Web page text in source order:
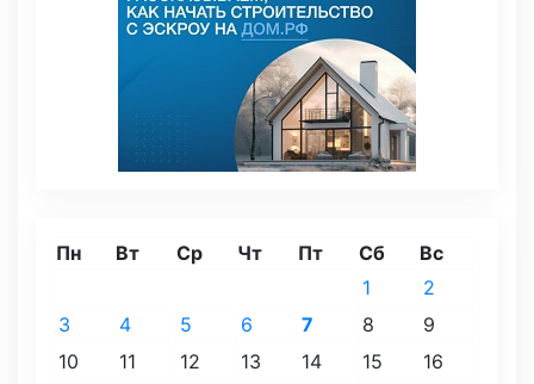
Пн Вт Ср Чт Пт Сб Вс
1
2
3
4 5 6 7 8
9
10
11 12 13 14 15
16